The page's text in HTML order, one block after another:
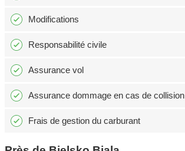
Modifications
Responsabilité civile
Assurance vol
Assurance dommage en cas de collision
Frais de gestion du carburant